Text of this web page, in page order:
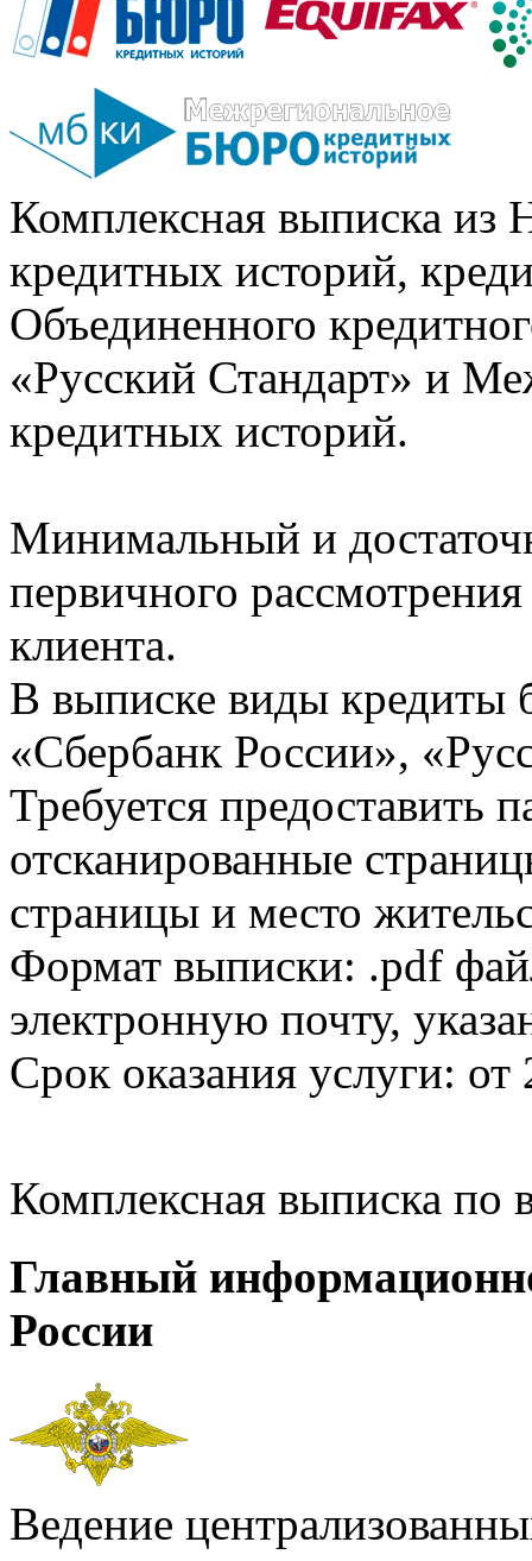
Комплексная выписка из
кредитных историй,
Объединенного
«Русский Стандарт» и
кредитных историй.
Минимальный и
первичного
клиента.
В выписке виды кредиты
«Сбербанк России»,
Требуется предоставить
отсканированные
страницы и место
Формат выписки: .pdf
электронную почту,
Срок оказания услуги: от
Комплексная выписка
Главный
России
Ведение